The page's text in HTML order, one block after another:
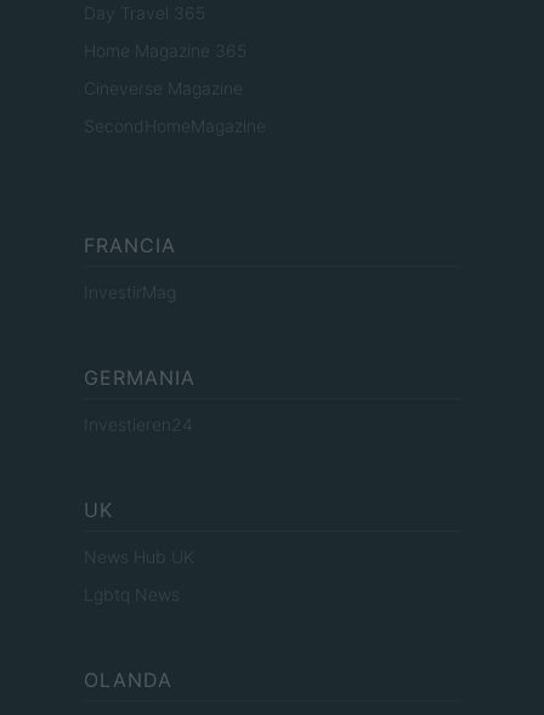
Day Travel 365
Home Magazine 365
Cineverse Magazine
SecondHomeMagazine
FRANCIA
InvestirMag
GERMANIA
Investieren24
UK
News Hub UK
Lgbtq News
OLANDA